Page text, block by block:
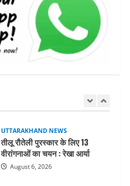
जिलाधिकारी/जिला निर्वाचन अधिकारी
ने सहसपुर विधानसभा क्षेत्र के पोलिंग
बूथों का निरीक्षण कर एसआईआर
आपत्ति निस्तारण शिविर की व्यवस्थाओं
का लिया जायजा
August 6, 2026
मिस उत्तराखंड 2026 के सब-कॉन्टेस्ट
‘मिस ब्यूटीफुल आइज़’ एवं ‘मिस
ब्यूटीफुल हेयर’ का आयोजन
August 5, 2026